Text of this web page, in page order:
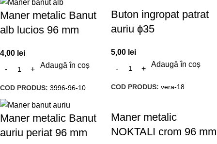
Maner metalic Banut
alb lucios 96 mm
4,00 lei
Adaugă în coș
COD PRODUS: 3996-96-10
Buton ingropat patrat
auriu ϕ35
5,00 lei
Adaugă în coș
COD PRODUS: vera-18
Maner metalic Banut
auriu periat 96 mm
Maner metalic
NOKTALI crom 96 mm